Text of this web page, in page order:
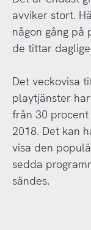
avviker stort.
någon gång
de tittar
Det veckovisa
playtjänster
från 30
2018. Det kan
visa den
sedda
sändes.